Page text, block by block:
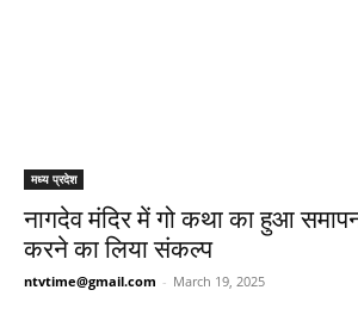
मध्य प्रदेश
नागदेव मंदिर में गो कथा का हुआ
करने का लिया संकल्प
ntvtime@gmail.com - March 19, 2025